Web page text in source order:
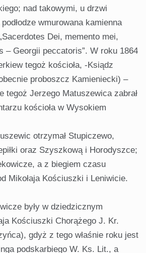
nad takowymi, u drzwi
wmurowana kamienna
Dei, memento mei,
– Georgii peccatoris”. W roku 1864
tegoż kościoła, -Ksiądz
proboszcz Kamieniecki) –
tegoż Jerzego Matuszewica zabrał
kościoła w Wysokiem
otrzymał Stupiczewo,
oraz Szyszkową i Horodyszce;
a z biegiem czasu
Mikołaja Kościuszki i Leniwicie.
były w dziedzicznym
Kościuszki Chorążego J. Kr.
gdyż z tego właśnie roku jest
podskarbiego W. Ks. Lit., a